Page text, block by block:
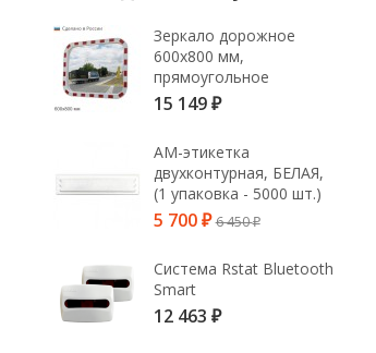
Зеркало дорожное
600х800 мм,
прямоугольное
15 149 ₽
АМ-этикетка
двухконтурная, БЕЛАЯ,
(1 упаковка - 5000 шт.)
5 700 ₽ 6 450₽
Система Rstat Bluetooth
Smart
12 463 ₽